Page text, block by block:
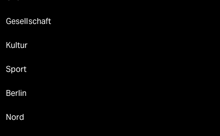
Gesellschaft
Kultur
Sport
Berlin
Nord